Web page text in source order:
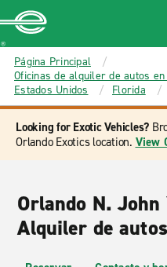
MAIN
CONTENT
Enterprise
Página Principal
Oficinas de alquiler de autos
Estados Unidos
Florida
Looking for Exotic Vehicles?
Orlando Exotics location. View
Orlando N. John
Alquiler de autos